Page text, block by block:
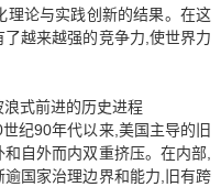
理论与实践创新的结果。在这
越来越强的竞争力,使世界力
浪式前进的历史进程
纪90年代以来,美国主导的旧
自外而内双重挤压。在内部,
国家治理边界和能力,旧有跨